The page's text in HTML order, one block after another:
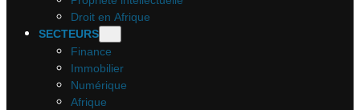
Droit en Afrique
SECTEURS
Finance
Immobilier
Numérique
Afrique